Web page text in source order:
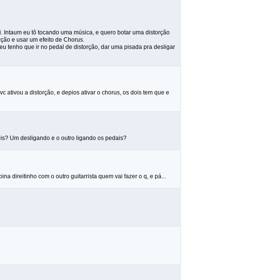
eu tô tocando uma música, e quero botar uma distorção
e usar um efeito de Chorus.
tenho que ir no pedal de distorção, dar uma pisada pra desligar
ativou a distorção, e depios ativar o chorus, os dois tem que e
Um desligando e o outro ligando os pedais?
direitinho com o outro guitarrista quem vai fazer o q, e pá...